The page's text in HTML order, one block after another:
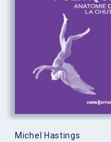
Michel Hastings